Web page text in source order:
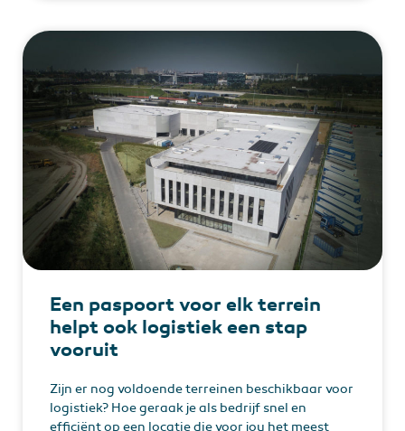
Een paspoort voor elk terrein
helpt ook logistiek een stap
vooruit
Zijn er nog voldoende terreinen beschikbaar voor
logistiek? Hoe geraak je als bedrijf snel en
efficiënt op een locatie die voor jou het meest